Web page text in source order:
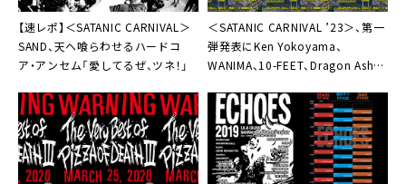
【速レポ】＜SATANIC CARNIVAL＞
SAND、天へ喰らわせるハードコ
ア・アンセム「愛してるぜ、ツネ！」
＜SATANIC CARNIVAL ’23＞、第一
弾発表にKen Yokoyama、
WANIMA、10-FEET、Dragon Ash、